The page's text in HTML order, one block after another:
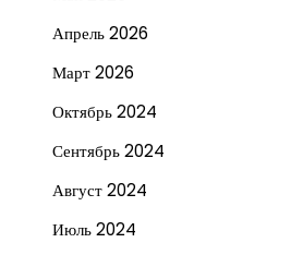
Апрель 2026
Март 2026
Октябрь 2024
Сентябрь 2024
Август 2024
Июль 2024